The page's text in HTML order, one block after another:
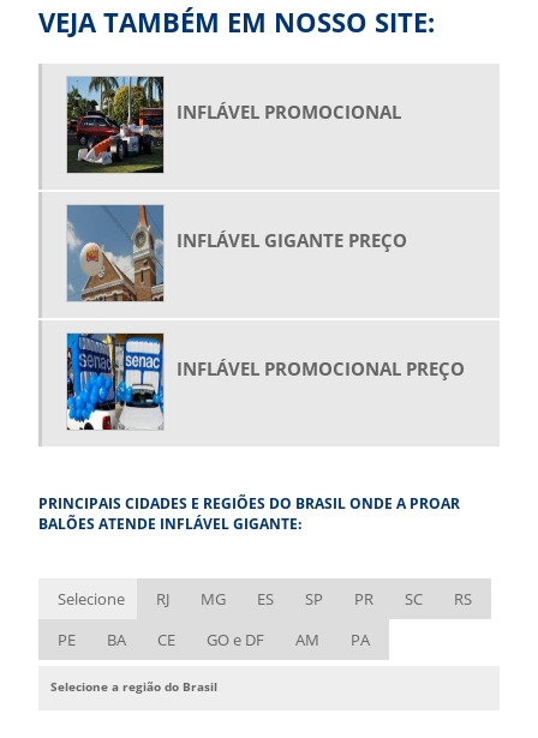
BONECO INFLÁVEL GIGANTE PREÇO
BONECO INFLÁVEL PROMOCIONAL
BONECO INFLÁVEL PUBLICIDADE
BONECO PAPAI NOEL INFLÁVEL
COMPRAR BALÃO INFLÁVEL
COMPRAR FANTASIA INFLÁVEL
COMPRAR GARRAFAS INFLÁVEIS
COMPRAR ROOFTOP
COMPRAR TENDA INFLÁVEL
COMPRAR TÚNEL INFLÁVEL
EMPRESA DE BONECOS INFLÁVEIS
EMPRESA DE INFLÁVEIS
ESTANDE INFLÁVEL
VEJA TAMBÉM EM NOSSO SITE:
INFLÁVEL PROMOCIONAL
INFLÁVEL GIGANTE PREÇO
INFLÁVEL PROMOCIONAL PREÇO
PRINCIPAIS CIDADES E REGIÕES DO BRASIL ONDE A PROAR
BALÕES ATENDE INFLÁVEL GIGANTE:
Selecione RJ MG ES SP PR SC
RS
PE
BA CE GO e DF AM PA
Selecione a região do Brasil